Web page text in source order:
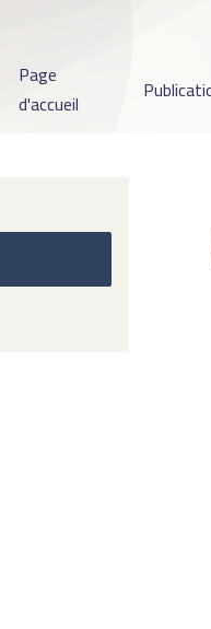
Page
d'accueil